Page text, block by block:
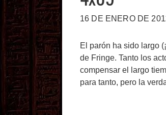
16 DE ENERO DE
El parón ha sido largo
de Fringe. Tanto los
compensar el largo
para tanto, pero la